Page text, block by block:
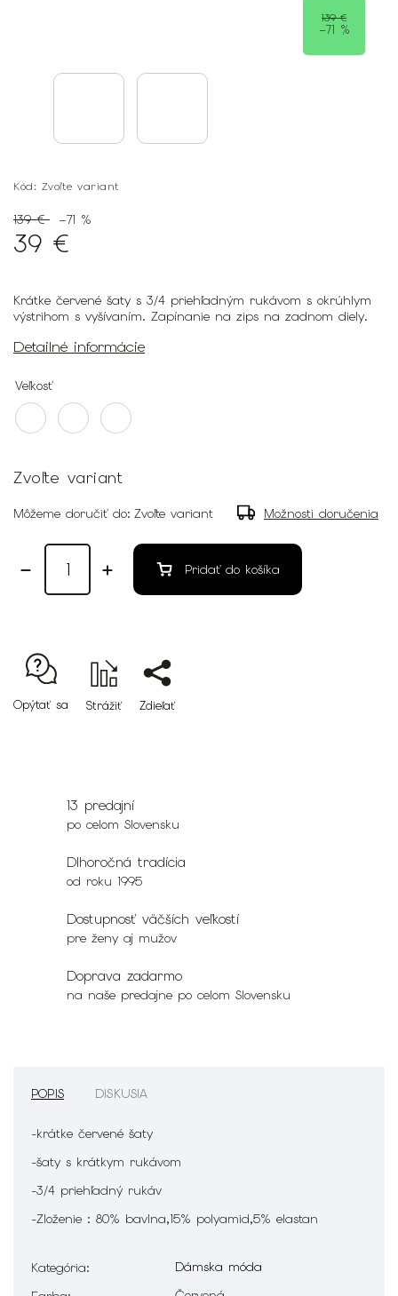
139 €
–71 %
Kód: Zvoľte variant
139 € –71 %
39 €
Krátke červené šaty s 3/4 priehľadným rukávom s okrúhlym
výstrihom s vyšívaním. Zapínanie na zips na zadnom diely.
Detailné informácie
Veľkosť
Zvoľte variant
Môžeme doručiť do: Zvoľte variant Možnosti doručenia
Pridať do košíka
Opýtať sa Strážiť Zdieľať
13 predajní
po celom Slovensku
Dlhoročná tradícia
od roku 1995
Dostupnosť väčších veľkostí
pre ženy aj mužov
Doprava zadarmo
na naše predajne po celom Slovensku
POPIS DISKUSIA
-krátke červené šaty
-šaty s krátkym rukávom
-3/4 priehľadný rukáv
-Zloženie : 80% bavlna,15% polyamid,5% elastan
Kategória:
Dámska móda